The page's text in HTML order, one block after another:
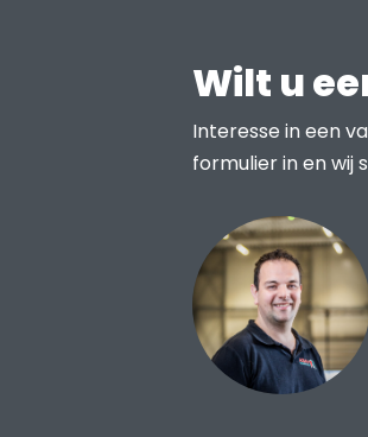
Wilt u
Interesse in een
formulier in en wij